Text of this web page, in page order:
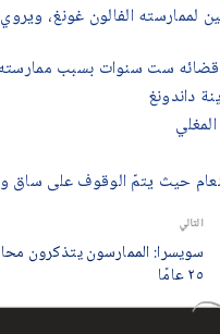
سجن لمدّة عامين لممارسته الفالون
ست سنوات بسبب ممارسته
داندونغ
حيث يتمّ الوقوف على ساق
التالي
سويسرا: الممارسون يتذكرون
٢٥ عامًا